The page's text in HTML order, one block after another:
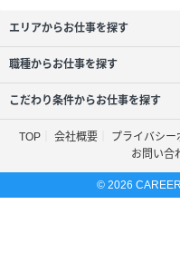
エリアからお仕事を探す
職種からお仕事を探す
こだわり条件からお仕事を探す
TOP 会社概要 プライバシー
お問い合
© 2026